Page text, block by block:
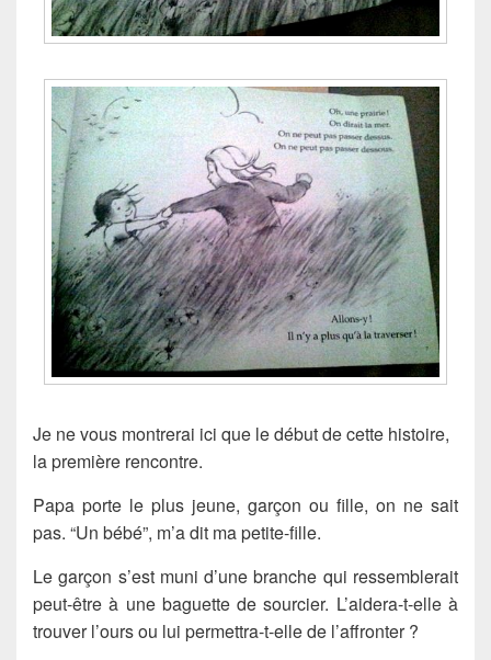
Je ne vous montrerai ici que le début de cette histoire,
la première rencontre.
Papa porte le plus jeune, garçon ou fille, on ne sait
pas. “Un bébé”, m’a dit ma petite-fille.
Le garçon s’est muni d’une branche qui ressemblerait
peut-être à une baguette de sourcier. L’aidera-t-elle à
trouver l’ours ou lui permettra-t-elle de l’affronter ?